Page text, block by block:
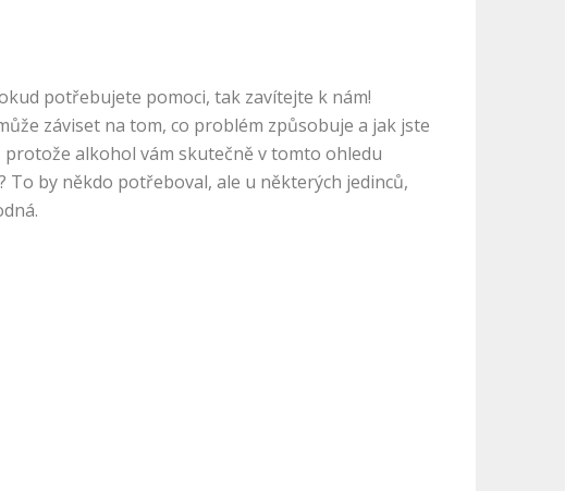
potřebujete pomoci, tak zavítejte k nám!
záviset na tom, co problém způsobuje a jak jste
alkohol vám skutečně v tomto ohledu
To by někdo potřeboval, ale u některých jedinců,